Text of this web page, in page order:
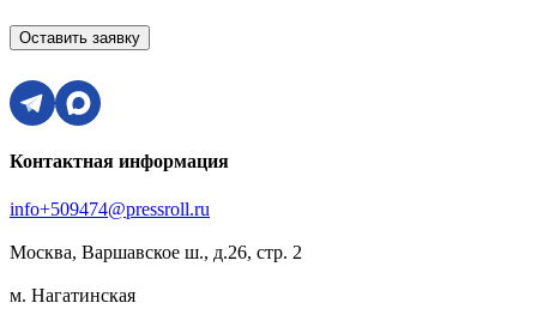
Оставить заявку
Контактная информация
info+509474@pressroll.ru
Москва, Варшавское ш., д.26, стр. 2
м. Нагатинская